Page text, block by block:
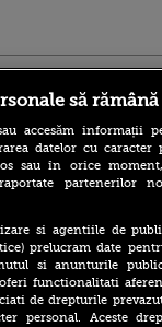
(PSR).
risc critic.
statul
lui Bolojan:
pe
să
accesăm informații
datelor cu caracter
sau în orice
partenerilor
si agentiile de
prelucram date
si anunturile
functionalitati
de drepturile
personal. Aceste